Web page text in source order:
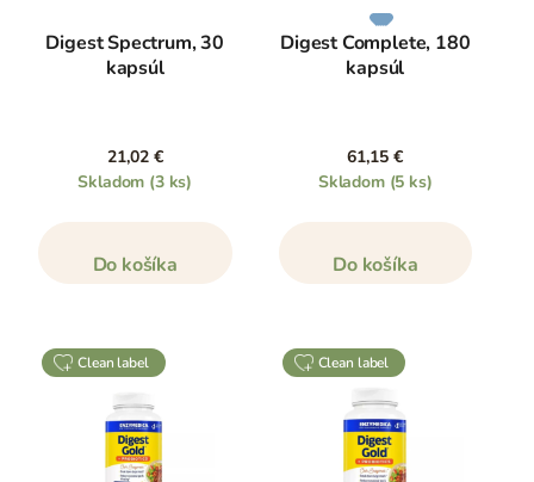
Digest Spectrum, 30
kapsúl
21,02 €
Skladom (3 ks)
Do košíka
Digest Complete, 180
kapsúl
61,15 €
Skladom (5 ks)
Do košíka
clean label clean label